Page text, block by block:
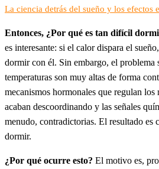
La ciencia detrás del sueño y los efectos
Entonces, ¿Por qué es tan difícil
es interesante: si el calor dispara el
dormir con él. Sin embargo, el problema
temperaturas son muy altas de forma
mecanismos hormonales que regulan los
acaban descoordinando y las señales
menudo, contradictorias. El resultado es
dormir.
¿Por qué ocurre esto? El motivo es,